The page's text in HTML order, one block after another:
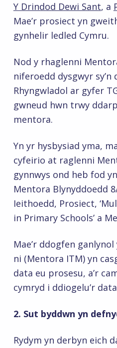
Y Drindod Dewi Sant, a
Mae’r prosiect yn
gynhelir ledled Cymru.
Nod y rhaglenni
niferoedd dysgwyr sy’n
Rhyngwladol ar gyfer
gwneud hwn trwy
mentora.
Yn yr hysbysiad yma,
cyfeirio at raglenni
gynnwys ond heb fod
Mentora Blynyddoedd
Ieithoedd, Prosiect,
in Primary Schools’ a
Mae’r ddogfen
ni (Mentora ITM) yn
data eu prosesu, a’r
cymryd i ddiogelu’r
2. Sut byddwn yn
Rydym yn derbyn eich